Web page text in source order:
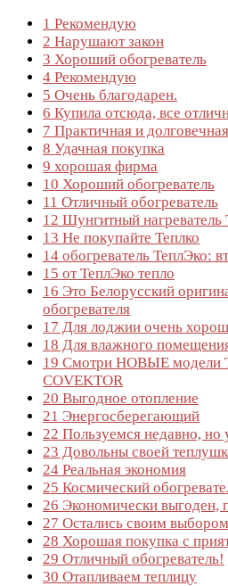
1 Рекомендую
2 Нарушают закон
3 Хороший обогреватель
4 Рекомендую
5 Очень благодарен.
6 Купила отсюда, все
7 Практичная и
8 Удачная покупка
9 хорошая фирма
10 Хороший обогреватель
11 Отличный обогреватель
12 Шунгитный нагреватель
13 Не покупайте Теплко
14 обогреватель ТеплЭко:
15 от ТеплЭко тепло
16 Это Белорусский
обогревателя
17 Для лоджии очень хорош
18 Для влажного
19 Смотри НОВЫЕ модели
COVEKTOR
20 Выгодное отопление
21 Энергосберегающий
22 Пользуемся недавно, но
23 Довольны своей
24 Реальная экономия
25 Космический
26 Экономически выгоден,
27 Остались своим
28 Хорошая покупка с
29 Отличный обогреватель!
30 Отапливаем теплицу